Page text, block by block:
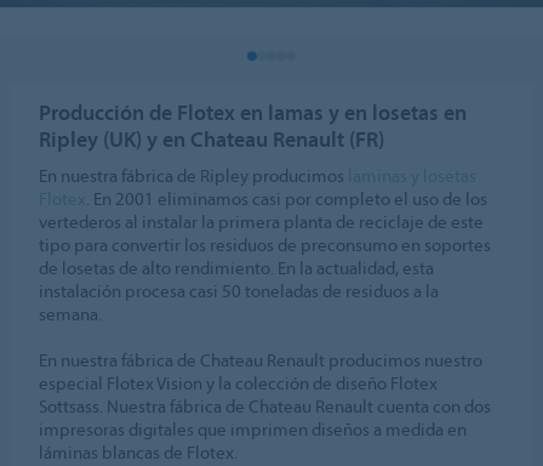
Producción de Flotex en lamas y en losetas en
Ripley (UK) y en Chateau Renault (FR)
En nuestra fábrica de Ripley producimos
. En 2001 eliminamos casi por completo el uso de los
vertederos al instalar la primera planta de reciclaje de este
tipo para convertir los residuos de preconsumo en soportes
de losetas de alto rendimiento. En la actualidad, esta
instalación procesa casi 50 toneladas de residuos a la
semana.
En nuestra fábrica de Chateau Renault producimos nuestro
especial Flotex Vision y la colección de diseño Flotex
Sottsass. Nuestra fábrica de Chateau Renault cuenta con dos
impresoras digitales que imprimen diseños a medida en
láminas blancas de Flotex.